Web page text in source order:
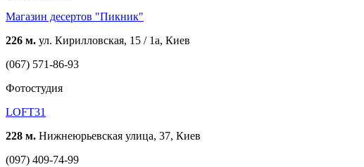
Магазин десертов "Пикник"
226 м. ул. Кирилловская, 15 / 1а, Киев
(067) 571-86-93
Фотостудия
LOFT31
228 м. Нижнеюрьевская улица, 37, Киев
(097) 409-74-99